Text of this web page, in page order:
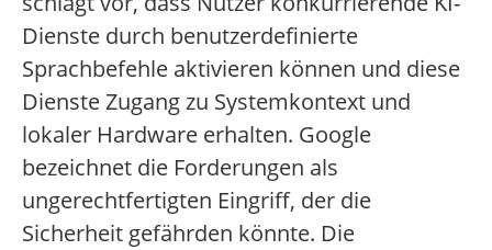
Dienste durch benutzerdefinierte
Sprachbefehle aktivieren können und diese
Dienste Zugang zu Systemkontext und
lokaler Hardware erhalten. Google
bezeichnet die Forderungen als
ungerechtfertigten Eingriff, der die
Sicherheit gefährden könnte. Die